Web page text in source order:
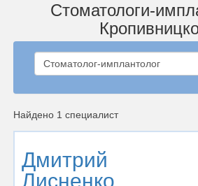
Стоматологи-
Стоматолог-имплантолог
Найдено 1 специалист
Дмитрий
Лисненко